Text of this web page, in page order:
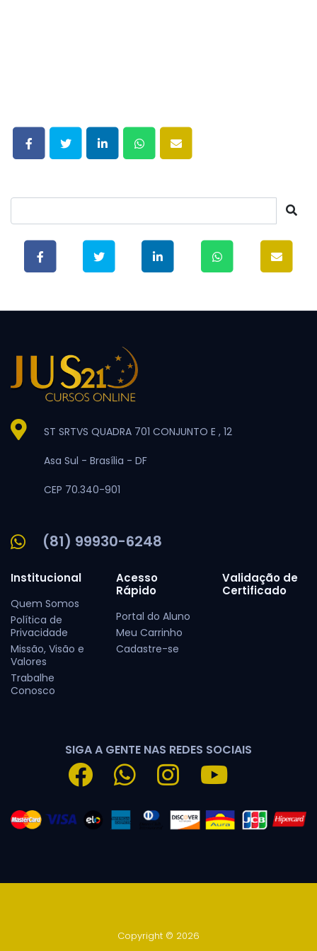
ST SRTVS QUADRA 701 CONJUNTO E , 12
Asa Sul - Brasília - DF
CEP 70.340-901
(81) 99930-6248
Institucional
Quem Somos
Política de
Privacidade
Missão, Visão e
Valores
Trabalhe
Conosco
Acesso
Rápido
Portal do Aluno
Meu Carrinho
Cadastre-se
Validação de
Certificado
SIGA A GENTE NAS REDES SOCIAIS
Copyright © 2026